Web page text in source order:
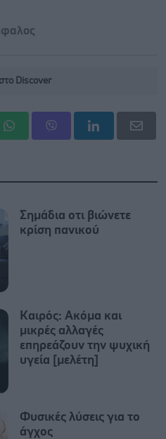
Discover
Σημάδια οτι βιώνετε
κρίση πανικού
Καιρός: Ακόμα και
μικρές αλλαγές
επηρεάζουν την ψυχική
υγεία [μελέτη]
Φυσικές λύσεις για το
άγχος